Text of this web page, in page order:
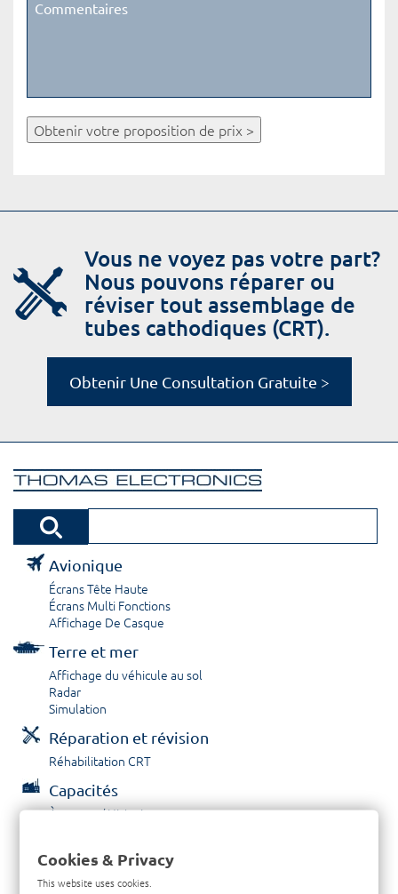
Obtenir votre proposition de prix >
Vous ne voyez pas votre part?
Nous pouvons réparer ou
réviser tout assemblage de
tubes cathodiques (CRT).
Obtenir Une Consultation Gratuite >
Avionique
Écrans Tête Haute
Écrans Multi Fonctions
Affichage De Casque
Terre et mer
Affichage du véhicule au sol
Radar
Simulation
Réparation et révision
Réhabilitation CRT
Capacités
À propos / Historique
Contactez nous
Cookies & Privacy
This website uses cookies.